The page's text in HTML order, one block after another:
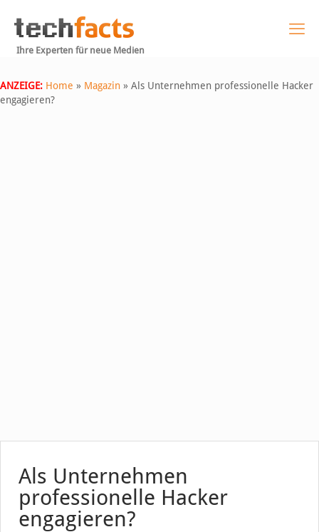
Ihre Experten für neue Medien
ANZEIGE: Home » Magazin » Als Unternehmen professionelle Hacker
engagieren?
Als Unternehmen
professionelle Hacker
engagieren?